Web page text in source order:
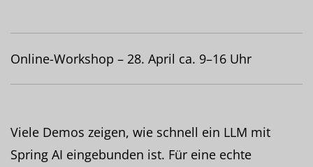
Online-Workshop – 28. April ca. 9–16 Uhr
Viele Demos zeigen, wie schnell ein LLM mit
Spring AI eingebunden ist. Für eine echte